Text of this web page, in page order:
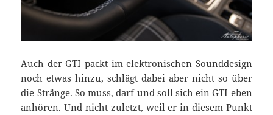
Auch der GTI packt im elektronischen Sounddesign
noch etwas hinzu, schlägt dabei aber nicht so über
die Stränge. So muss, darf und soll sich ein GTI eben
anhören. Und nicht zuletzt, weil er in diesem Punkt